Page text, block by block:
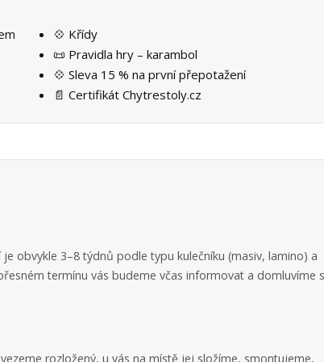
💠 Křídy
📜 Pravidla hry – karambol
💠 Sleva 15 % na první přepotažení
📄 Certifikát Chytrestoly.cz
obvykle 3–8 týdnů podle typu kulečníku (masiv, lamino) a
termínu vás budeme včas informovat a domluvíme
rozložený, u vás na místě jej složíme, smontujeme,